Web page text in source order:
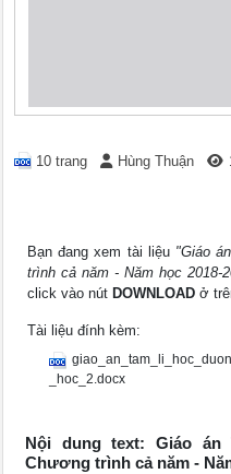
10 trang Hùng Thuận
Bạn đang xem tài liệu "Giáo
trình cả năm - Năm học 2018-
click vào nút DOWNLOAD ở
Tài liệu đính kèm:
_hoc_2.docx
Nội dung text: Giáo
Chương trình cả năm -